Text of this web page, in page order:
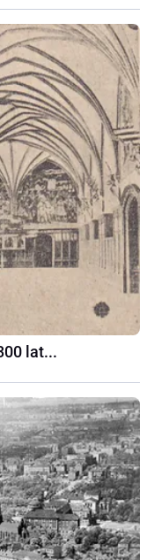
lat...